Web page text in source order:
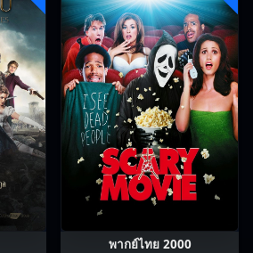
พากย์ไทย 2000